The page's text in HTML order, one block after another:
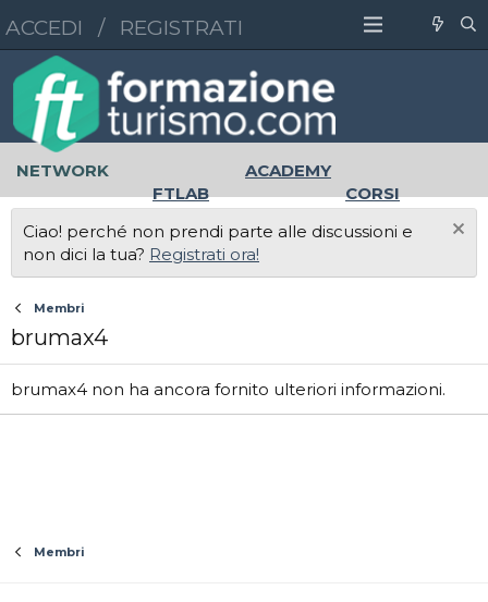
ACCEDI / REGISTRATI
NETWORK
ACADEMY
FTLAB
CORSI
LAVORO
Ciao! perché non prendi parte alle discussioni e
non dici la tua? Registrati ora!
Membri
brumax4
brumax4 non ha ancora fornito ulteriori informazioni.
Membri